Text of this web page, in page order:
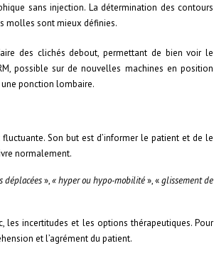
sans injection. La détermination des contours
molles sont mieux définies.
des clichés debout, permettant de bien voir le
possible sur de nouvelles machines en position
ponction lombaire.
Son but est d’informer le patient et de le
normalement.
déplacées»,« hyper ou hypo-mobilité», «glissement de
les incertitudes et les options thérapeutiques. Pour
et l’agrément du patient.